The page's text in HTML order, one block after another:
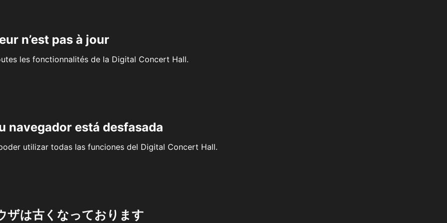
n’est pas à jour
les fonctionnalités de la Digital Concert Hall.
navegador está desfasada
utilizar todas las funciones del Digital Concert Hall.
ザは古くなっております